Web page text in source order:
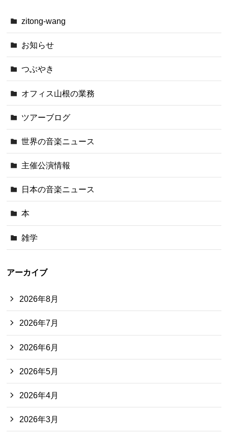
zitong-wang
お知らせ
つぶやき
オフィス山根の業務
ツアーブログ
世界の音楽ニュース
主催公演情報
日本の音楽ニュース
本
雑学
アーカイブ
2026年8月
2026年7月
2026年6月
2026年5月
2026年4月
2026年3月